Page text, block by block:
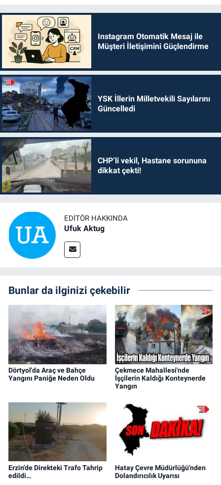
Instagram Otomatik Mesaj ile
Müşteri İletişimini Güçlendirme
YSK İllerin Milletvekili Sayılarını
Güncelledi
CHP’li vekil, Hastane sorununa
dikkat çekti!
EDITÖR HAKKINDA
Ufuk Aktug
Bunlar da ilginizi çekebilir
Dörtyol'da Araç ve Bahçe
Yangını Paniğe Neden Oldu
Çekmece Mahallesi'nde
İşçilerin Kaldığı Konteynerde
Yangın
Erzin'de Direkteki Trafo Tahrip
edildi…
Hatay Çevre Müdürlüğü'nden
Dolandırıcılık Uyarısı